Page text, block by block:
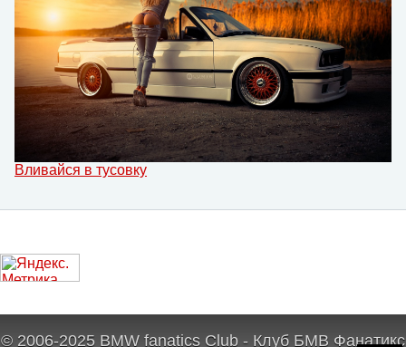
Вливайся в тусовку
© 2006-2025 BMW fanatics Club - Клуб БМВ Фанатикс